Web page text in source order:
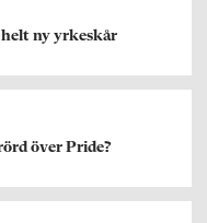
helt ny yrkeskår
över Pride?